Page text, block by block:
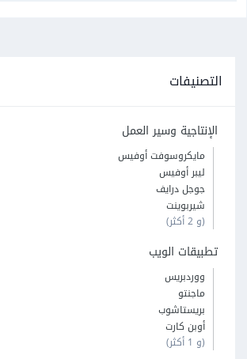
التصنيفات
الإنتاجية وسير العمل
مايكروسوفت أوفيس
ليبر أوفيس
جوجل درايف
شيربوينت
(و 2 أكثر)
تطبيقات الويب
ووردبريس
ماجنتو
بريستاشوب
أوبن كارت
(و 1 أكثر)